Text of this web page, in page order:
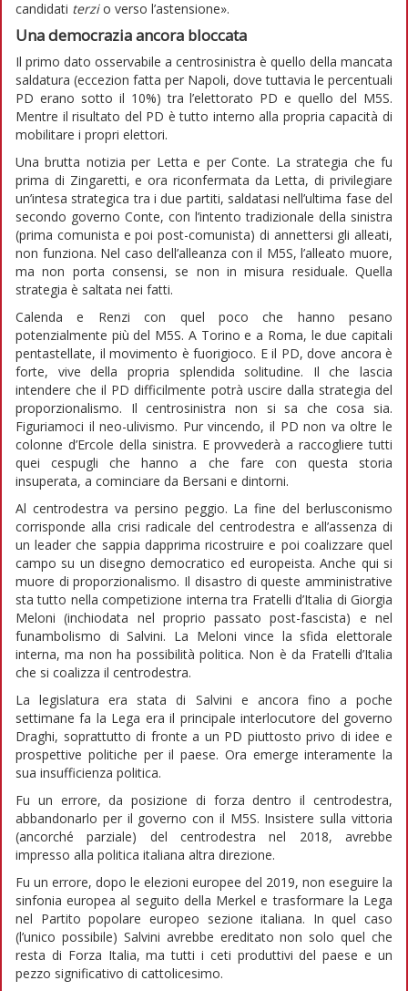
candidati terzio verso l’astensione».
Una democrazia ancora bloccata
Il primo dato osservabile a centrosinistra è quello della mancata
saldatura (eccezion fatta per Napoli, dove tuttavia le percentuali
PD erano sotto il 10%) tra l’elettorato PD e quello del M5S.
Mentre il risultato del PD è tutto interno alla propria capacità di
mobilitare i propri elettori.
Una brutta notizia per Letta e per Conte. La strategia che fu
prima di Zingaretti, e ora riconfermata da Letta, di privilegiare
un’intesa strategica tra i due partiti, saldatasi nell’ultima fase del
secondo governo Conte, con l’intento tradizionale della sinistra
(prima comunista e poi post-comunista) di annettersi gli alleati,
non funziona. Nel caso dell’alleanza con il M5S, l’alleato muore,
ma non porta consensi, se non in misura residuale. Quella
strategia è saltata nei fatti.
Calenda e Renzi con quel poco che hanno pesano
potenzialmente più del M5S. A Torino e a Roma, le due capitali
pentastellate, il movimento è fuorigioco. E il PD, dove ancora è
forte, vive della propria splendida solitudine. Il che lascia
intendere che il PD difficilmente potrà uscire dalla strategia del
proporzionalismo. Il centrosinistra non si sa che cosa sia.
Figuriamoci il neo-ulivismo. Pur vincendo, il PD non va oltre le
colonne d’Ercole della sinistra. E provvederà a raccogliere tutti
quei cespugli che hanno a che fare con questa storia
insuperata, a cominciare da Bersani e dintorni.
Al centrodestra va persino peggio. La fine del berlusconismo
corrisponde alla crisi radicale del centrodestra e all’assenza di
un leader che sappia dapprima ricostruire e poi coalizzare quel
campo su un disegno democratico ed europeista. Anche qui si
muore di proporzionalismo. Il disastro di queste amministrative
sta tutto nella competizione interna tra Fratelli d’Italia di Giorgia
Meloni (inchiodata nel proprio passato post-fascista) e nel
funambolismo di Salvini. La Meloni vince la sfida elettorale
interna, ma non ha possibilità politica. Non è da Fratelli d’Italia
che si coalizza il centrodestra.
La legislatura era stata di Salvini e ancora fino a poche
settimane fa la Lega era il principale interlocutore del governo
Draghi, soprattutto di fronte a un PD piuttosto privo di idee e
prospettive politiche per il paese. Ora emerge interamente la
sua insufficienza politica.
Fu un errore, da posizione di forza dentro il centrodestra,
abbandonarlo per il governo con il M5S. Insistere sulla vittoria
(ancorché parziale) del centrodestra nel 2018, avrebbe
impresso alla politica italiana altra direzione.
Fu un errore, dopo le elezioni europee del 2019, non eseguire la
sinfonia europea al seguito della Merkel e trasformare la Lega
nel Partito popolare europeo sezione italiana. In quel caso
(l’unico possibile) Salvini avrebbe ereditato non solo quel che
resta di Forza Italia, ma tutti i ceti produttivi del paese e un
pezzo significativo di cattolicesimo.